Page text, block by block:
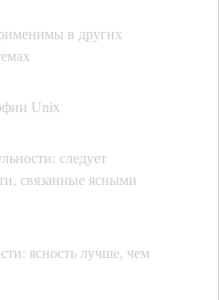
в других
Unix
следует
связанные ясными
ясность лучше, чем